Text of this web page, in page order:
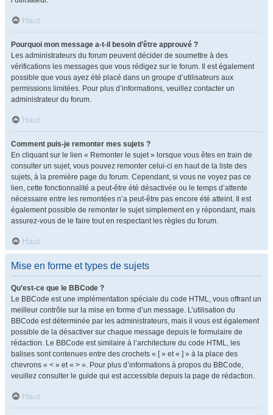
Haut
Pourquoi mon message a-t-il besoin d’être approuvé ?
Les administrateurs du forum peuvent décider de soumettre à des
vérifications les messages que vous rédigez sur le forum. Il est également
possible que vous ayez été placé dans un groupe d’utilisateurs aux
permissions limitées. Pour plus d’informations, veuillez contacter un
administrateur du forum.
Haut
Comment puis-je remonter mes sujets ?
En cliquant sur le lien « Remonter le sujet » lorsque vous êtes en train de
consulter un sujet, vous pouvez remonter celui-ci en haut de la liste des
sujets, à la première page du forum. Cependant, si vous ne voyez pas ce
lien, cette fonctionnalité a peut-être été désactivée ou le temps d’attente
nécessaire entre les remontées n’a peut-être pas encore été atteint. Il est
également possible de remonter le sujet simplement en y répondant, mais
assurez-vous de le faire tout en respectant les règles du forum.
Haut
Mise en forme et types de sujets
Qu’est-ce que le BBCode ?
Le BBCode est une implémentation spéciale du code HTML, vous offrant un
meilleur contrôle sur la mise en forme d’un message. L’utilisation du
BBCode est déterminée par les administrateurs, mais il vous est également
possible de la désactiver sur chaque message depuis le formulaire de
rédaction. Le BBCode est similaire à l’architecture du code HTML, les
balises sont contenues entre des crochets « [ » et « ] » à la place des
chevrons « < » et « > ». Pour plus d’informations à propos du BBCode,
veuillez consulter le guide qui est accessible depuis la page de rédaction.
Haut